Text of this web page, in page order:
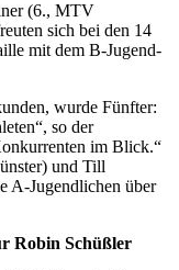
(6., MTV
sich bei den 14
mit dem B-Jugend-
wurde Fünfter:
so der
im Blick.“
und Till
A-Jugendlichen über
Robin Schüßler